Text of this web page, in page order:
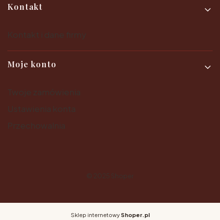
Kontakt
Moje konto
Sklep internetowy Shoper.pl